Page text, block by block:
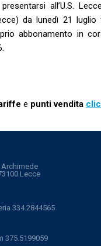
all’U.S.
da lunedì 21
abbonamento in
e punti vendita
Lecce
334.2844565
375.5199059